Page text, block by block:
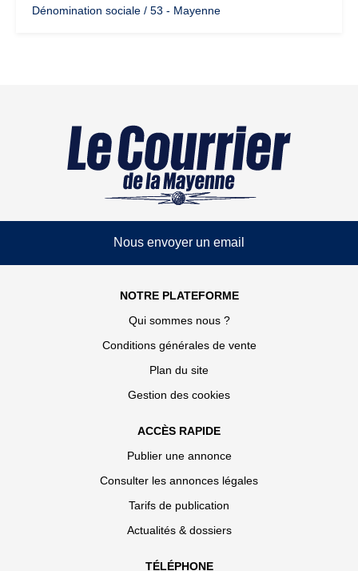
Dénomination sociale / 53 - Mayenne
Nous envoyer un email
NOTRE PLATEFORME
Qui sommes nous ?
Conditions générales de vente
Plan du site
Gestion des cookies
ACCÈS RAPIDE
Publier une annonce
Consulter les annonces légales
Tarifs de publication
Actualités & dossiers
TÉLÉPHONE